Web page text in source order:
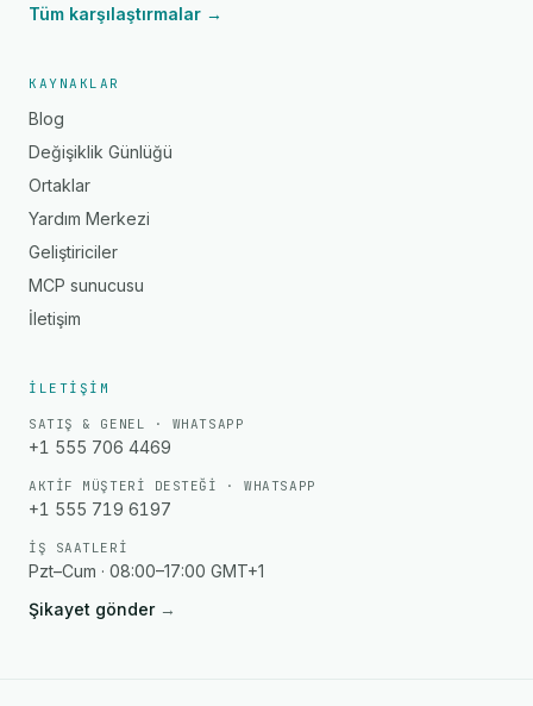
Tüm karşılaştırmalar →
KAYNAKLAR
Blog
Değişiklik Günlüğü
Ortaklar
Yardım Merkezi
Geliştiriciler
MCP sunucusu
İletişim
İLETIŞIM
SATIŞ & GENEL · WHATSAPP
+1 555 706 4469
AKTIF MÜŞTERI DESTEĞI · WHATSAPP
+1 555 719 6197
İŞ SAATLERI
Pzt–Cum · 08:00–17:00 GMT+1
Şikayet gönder →